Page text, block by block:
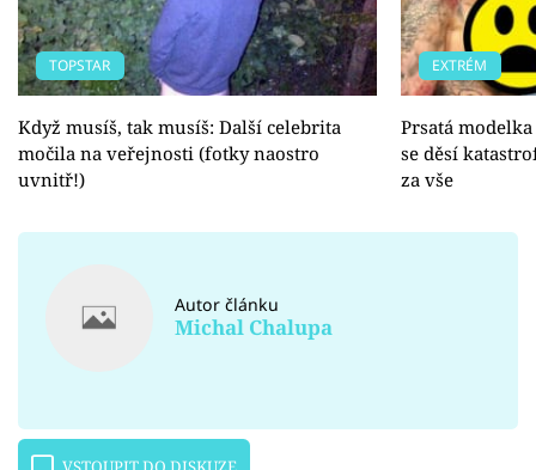
TOPSTAR
Když musíš, tak musíš: Další celebrita
močila na veřejnosti (fotky naostro
uvnitř!)
EXTRÉM
Prsatá
se děsí
za vše
Autor článku
Michal Chalupa